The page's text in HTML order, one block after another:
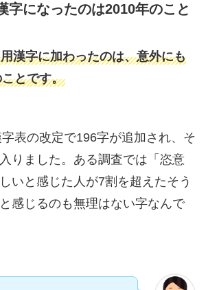
字になったのは2010年のこと
漢字に加わったのは、意外にも
とです。
表の改定で196字が追加され、そ
りました。ある調査では「恣意
いと感じた人が7割を超えたそう
感じるのも無理はない字なんで